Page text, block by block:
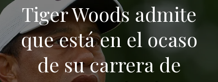
Tiger Woods admite
que está en el ocaso
de su carrera de